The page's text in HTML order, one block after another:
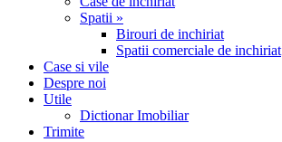
Spatii »
Birouri de inchiriat
Spatii comerciale de inchiriat
Case si vile
Despre noi
Utile
Dictionar Imobiliar
Trimite